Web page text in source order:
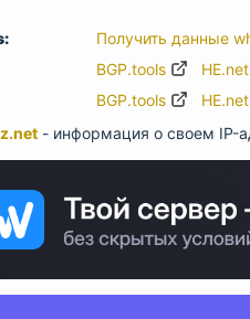
Получить данные
BGP.tools HE.net
BGP.tools
HE.net
- информация о своем IP-